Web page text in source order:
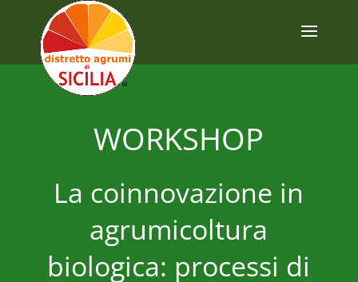
WORKSHOP
La coinnovazione in
agrumicoltura
biologica: processi di